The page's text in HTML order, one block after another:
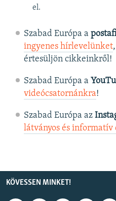
el.
Szabad Európa a
ingyenes hírlevelünket
értesüljön cikkeinkről!
Szabad Európa a
videócsatornánkra!
Szabad Európa az
látványos és
KÖVESSEN MINKET!